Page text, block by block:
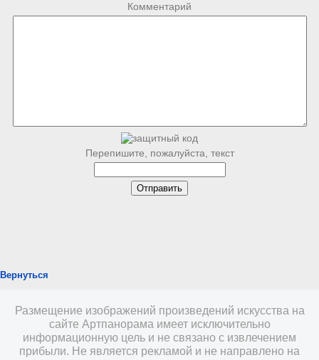
Комментарий
Перепишите, пожалуйста, текст
Вернуться
Размещение изображений произведений искусства на
сайте Артпанорама имеет исключительно
информационную цель и не связано с извлечением
прибыли. Не является рекламой и не направлено на